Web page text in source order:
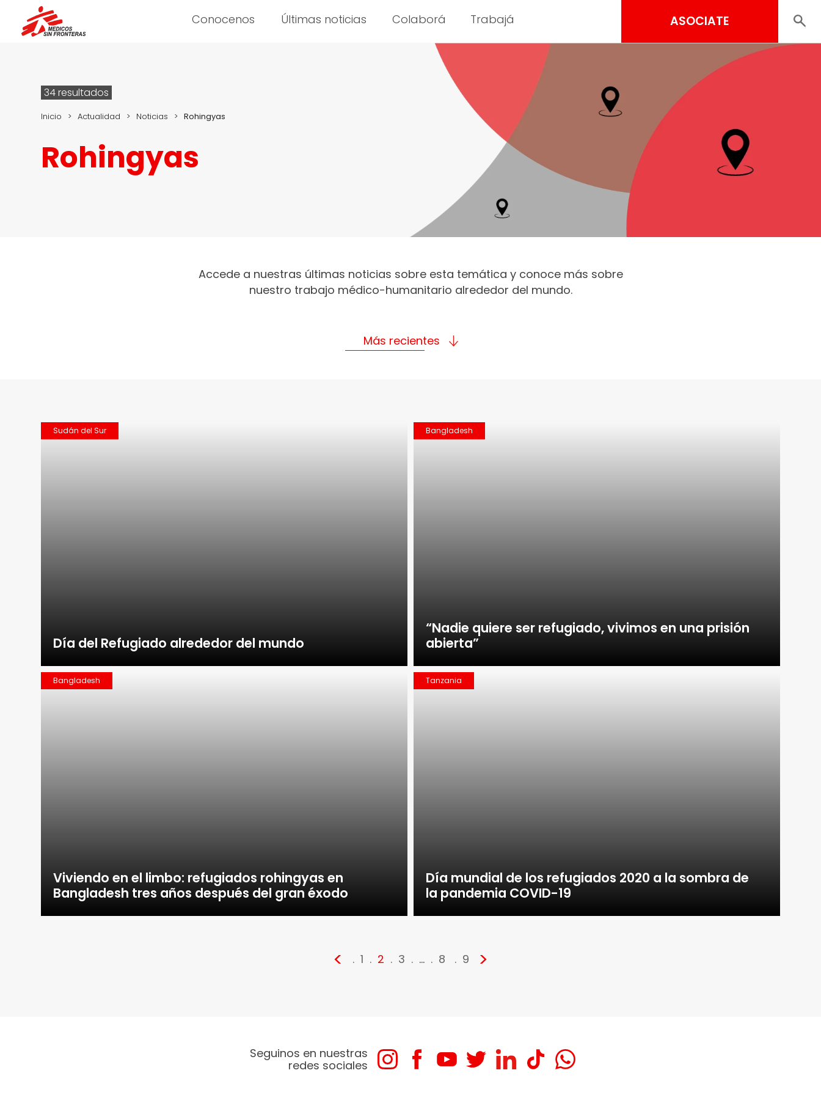
Conocenos Últimas noticias Colaborá Trabajá ASOCIATE
34 resultados
Inicio > Actualidad > Noticias > Rohingyas
Rohingyas
Accede a nuestras últimas noticias sobre esta temática y conoce más sobre
nuestro trabajo médico-humanitario alrededor del mundo.
Más recientes
Sudán del Sur
Día del Refugiado alrededor del mundo
Bangladesh
“Nadie quiere ser refugiado, vivimos en una prisión
abierta”
Bangladesh
Viviendo en el limbo: refugiados rohingyas en
Bangladesh tres años después del gran éxodo
Tanzania
Día mundial de los refugiados 2020 a la sombra de
la pandemia COVID-19
< 1 2 3 … 8 9 >
Seguinos en nuestras
redes sociales